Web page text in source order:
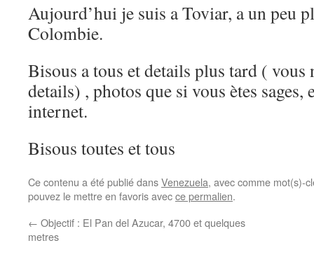
Aujourd’hui je suis a Toviar, a un peu
Colombie.
Bisous a tous et details plus tard ( vous
details) , photos que si vous ètes
internet.
Bisous toutes et tous
Ce contenu a été publié dansVenezuela, avec comme mot(s)-
pouvez le mettre en favoris avecce permalien.
← Objectif : El Pan del Azucar, 4700 et quelques
metres